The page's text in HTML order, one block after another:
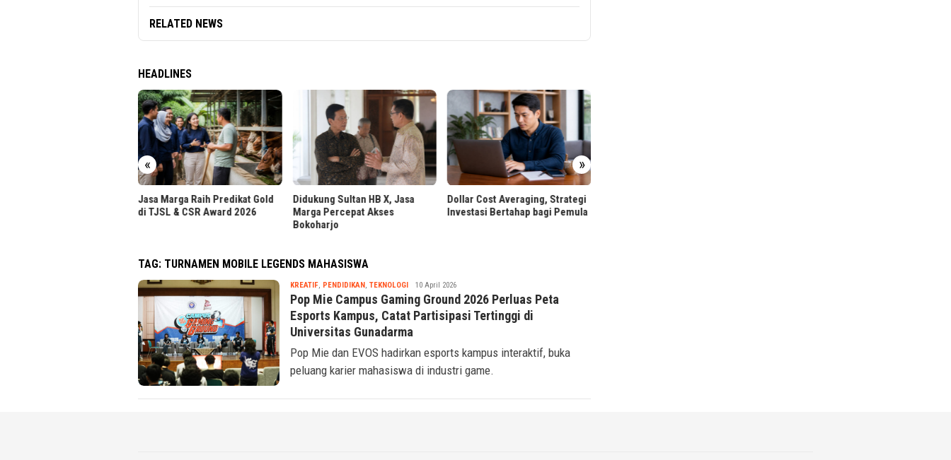
RELATED NEWS
HEADLINES
« »
Jasa Marga Raih Predikat Gold
di TJSL & CSR Award 2026
Didukung Sultan HB X, Jasa
Marga Percepat Akses
Bokoharjo
Dollar Cost Averaging, Strategi
Investasi Bertahap bagi Pemula
TAG: TURNAMEN MOBILE LEGENDS MAHASISWA
KREATIF, PENDIDIKAN, TEKNOLOGITsaqif
Ridwan
10 April 2026
Pop Mie Campus Gaming Ground 2026 Perluas Peta
Esports Kampus, Catat Partisipasi Tertinggi di
Universitas Gunadarma
Pop Mie dan EVOS hadirkan esports kampus interaktif, buka
peluang karier mahasiswa di industri game.